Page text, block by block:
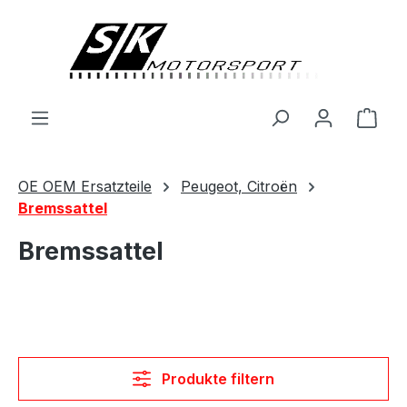
OE OEM Ersatzteile
Peugeot, Citroën
Bremssattel
Bremssattel
Produkte filtern